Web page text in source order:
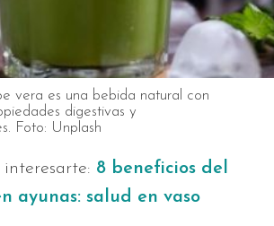
vera es una bebida natural con
digestivas y
Foto: Unplash
interesarte: 8 beneficios del
ayunas: salud en vaso